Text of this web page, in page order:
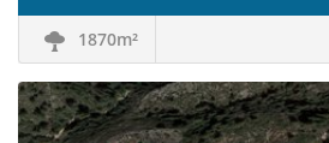
1870m²